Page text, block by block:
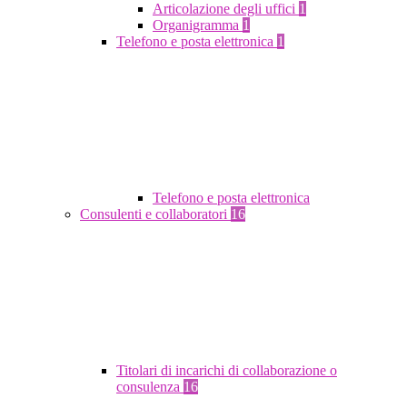
Articolazione degli uffici 1
Organigramma 1
Telefono e posta elettronica 1
Telefono e posta elettronica
Consulenti e collaboratori 16
Titolari di incarichi di collaborazione o
consulenza 16